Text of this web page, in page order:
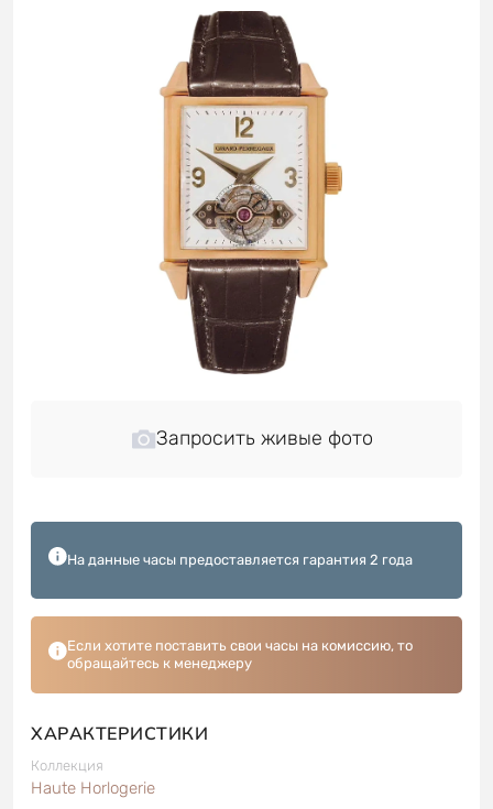
Запросить живые фото
На данные часы предоставляется гарантия 2 года
Если хотите поставить свои часы на комиссию, то
обращайтесь к менеджеру
ХАРАКТЕРИСТИКИ
Коллекция
Haute Horlogerie